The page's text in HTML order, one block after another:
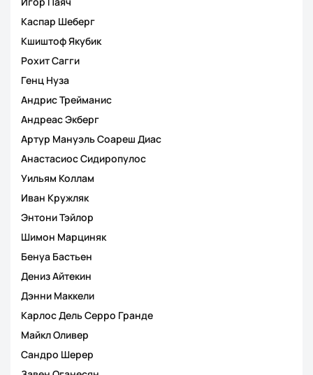
Каспар Шеберг
Кшиштоф Якубик
Рохит Сагги
Генц Нуза
Андрис Трейманис
Андреас Экберг
Артур Мануэль Соареш Диас
Анастасиос Сидиропулос
Уильям Коллам
Иван Кружляк
Энтони Тэйлор
Шимон Марциняк
Бенуа Бастьен
Дениз Айтекин
Дэнни Маккели
Карлос Дель Серро Гранде
Майкл Оливер
Сандро Шерер